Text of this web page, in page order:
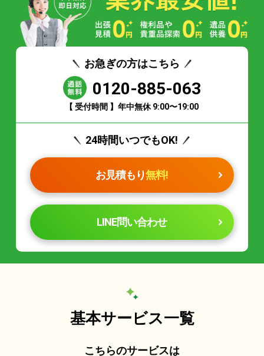
お急ぎの方はこちら
0120-885-063
【 受付時間 】年中無休 9:00〜19:00
24時間いつでもOK!
お見積もり無料!
LINE問い合わせ
基本サービス一覧
こちらのサービスは